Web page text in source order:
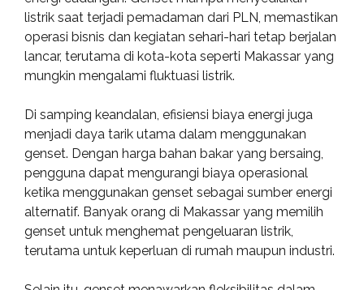
listrik saat terjadi pemadaman dari PLN, memastikan
operasi bisnis dan kegiatan sehari-hari tetap berjalan
lancar, terutama di kota-kota seperti Makassar yang
mungkin mengalami fluktuasi listrik.
Di samping keandalan, efisiensi biaya energi juga
menjadi daya tarik utama dalam menggunakan
genset. Dengan harga bahan bakar yang bersaing,
pengguna dapat mengurangi biaya operasional
ketika menggunakan genset sebagai sumber energi
alternatif. Banyak orang di Makassar yang memilih
genset untuk menghemat pengeluaran listrik,
terutama untuk keperluan di rumah maupun industri.